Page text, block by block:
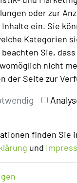
oder zur
ein. Sie
Kategorien
Sie,
nicht
der Seite zur
finden Sie
und